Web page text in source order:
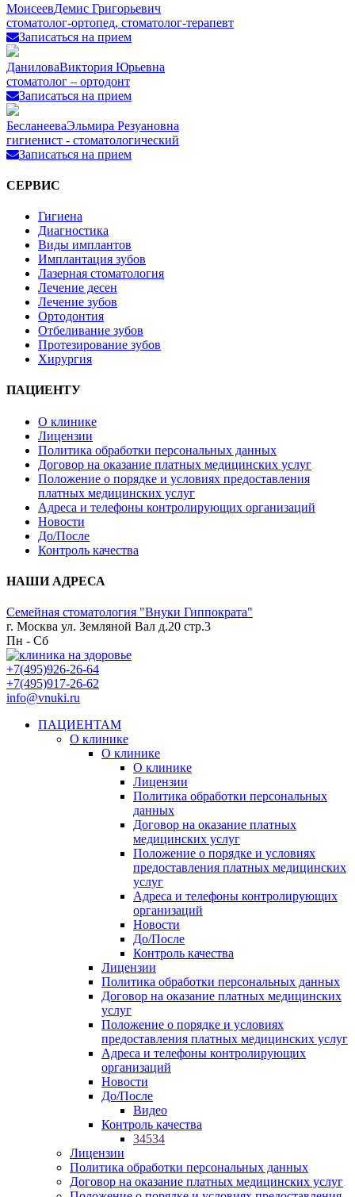
МоисеевДемис Григорьевич
стоматолог-ортопед, стоматолог-терапевт
Записаться на прием
ДаниловаВиктория Юрьевна
стоматолог – ортодонт
Записаться на прием
БесланееваЭльмира Резуановна
гигиенист - стоматологический
Записаться на прием
СЕРВИС
Гигиена
Диагностика
Виды имплантов
Имплантация зубов
Лазерная стоматология
Лечение десен
Лечение зубов
Ортодонтия
Отбеливание зубов
Протезирование зубов
Хирургия
ПАЦИЕНТУ
О клинике
Лицензии
Политика обработки персональных данных
Договор на оказание платных медицинских услуг
Положение о порядке и условиях предоставления
платных медицинских услуг
Адреса и телефоны контролирующих организаций
Новости
До/После
Контроль качества
НАШИ АДРЕСА
Семейная стоматология "Внуки Гиппократа"
г. Москва ул. Земляной Вал д.20 стр.3
Пн - Сб
+7(495)926-26-64
+7(495)917-26-62
info@vnuki.ru
ПАЦИЕНТАМ
О клинике
О клинике
О клинике
Лицензии
Политика обработки персональных
данных
Договор на оказание платных
медицинских услуг
Положение о порядке и условиях
предоставления платных медицинских
услуг
Адреса и телефоны контролирующих
организаций
Новости
До/После
Контроль качества
Лицензии
Политика обработки персональных данных
Договор на оказание платных медицинских
услуг
Положение о порядке и условиях
предоставления платных медицинских услуг
Адреса и телефоны контролирующих
организаций
Новости
До/После
Видео
Контроль качества
34534
Лицензии
Политика обработки персональных данных
Договор на оказание платных медицинских услуг